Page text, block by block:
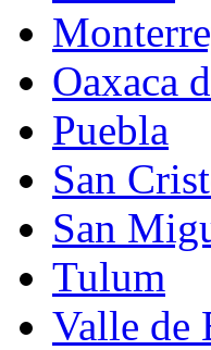
Oaxaca
Puebla
San
San
Tulum
Valle de